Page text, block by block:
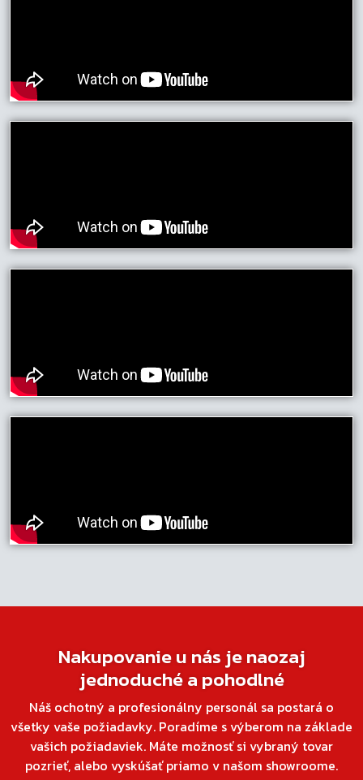
Nakupovanie u nás je naozaj
jednoduché a pohodlné
Náš ochotný a profesionálny personál sa postará o
všetky vaše požiadavky. Poradíme s výberom na základe
vašich požiadaviek. Máte možnosť si vybraný tovar
pozrieť, alebo vyskúšať priamo v našom showroome.